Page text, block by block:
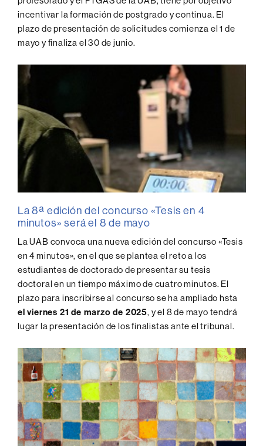
incentivar la formación de postgrado y continua. El
plazo de presentación de solicitudes comienza el 1 de
mayo y finaliza el 30 de junio.
La 8ª edición del concurso «Tesis en 4
minutos» será el 8 de mayo
La UAB convoca una nueva edición del concurso «Tesis
en 4 minutos», en el que se plantea el reto a los
estudiantes de doctorado de presentar su tesis
doctoral en un tiempo máximo de cuatro minutos. El
plazo para inscribirse al concurso se ha ampliado hsta
el viernes 21 de marzo de 2025, y el 8 de mayo tendrá
lugar la presentación de los finalistas ante el tribunal.